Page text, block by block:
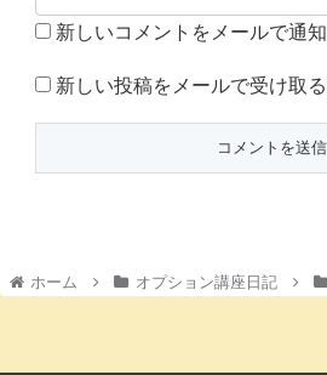
新しいコメントをメールで通知
新しい投稿をメールで受け取る
ホーム オプション講座日記